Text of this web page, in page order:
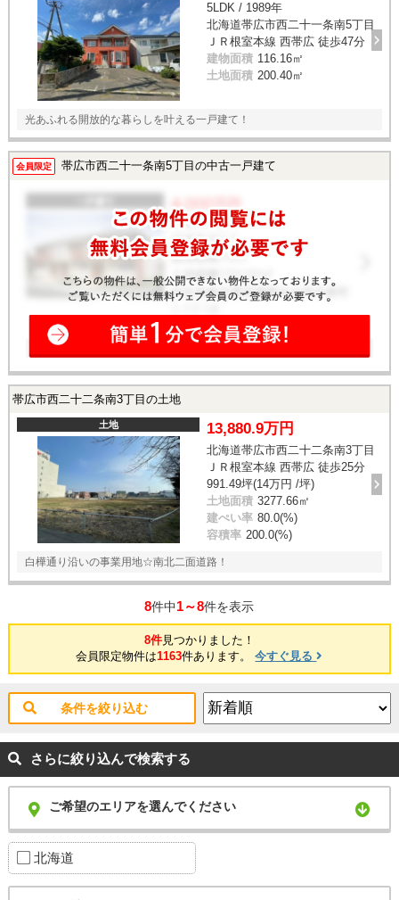
5LDK / 1989年
北海道帯広市西二十一条南5丁目
ＪＲ根室本線 西帯広 徒歩47分
建物面積 116.16㎡
土地面積 200.40㎡
光あふれる開放的な暮らしを叶える一戸建て！
会員限定 帯広市西二十一条南5丁目の中古一戸建て
帯広市西二十二条南3丁目の土地
土地 13,880.9万円
北海道帯広市西二十二条南3丁目
ＪＲ根室本線 西帯広 徒歩25分
991.49坪(14万円 /坪)
土地面積 3277.66㎡
建ぺい率 80.0(%)
容積率 200.0(%)
白樺通り沿いの事業用地☆南北二面道路！
8件中1～8件を表示
8件見つかりました！
会員限定物件は1163件あります。今すぐ見る
条件を絞り込む
さらに絞り込んで検索する
ご希望のエリアを選んでください
北海道